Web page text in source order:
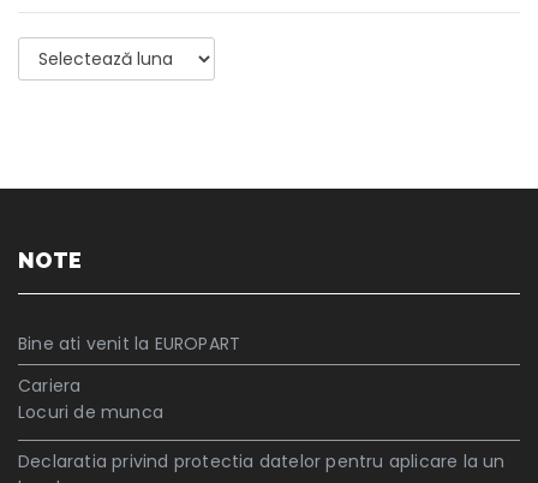
Archiva
NOTE
Bine ati venit la EUROPART
Cariera
Locuri de munca
Declaratia privind protectia datelor pentru aplicare la un